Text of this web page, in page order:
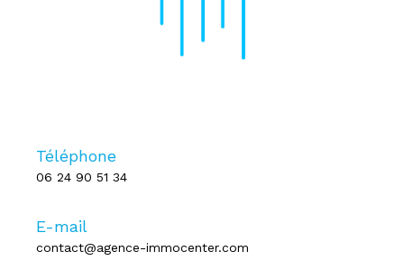
Téléphone
06 24 90 51 34
E-mail
contact@agence-immocenter.com